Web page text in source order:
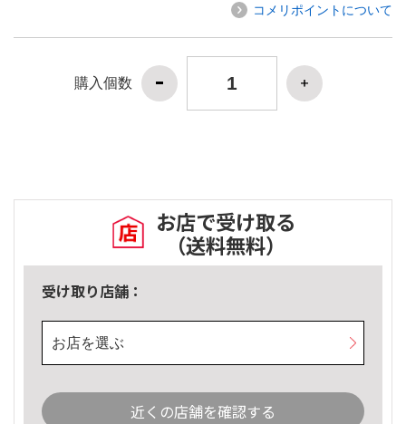
コメリポイントについて
購入個数
お店で受け取る
（送料無料）
受け取り店舗：
お店を選ぶ
近くの店舗を確認する